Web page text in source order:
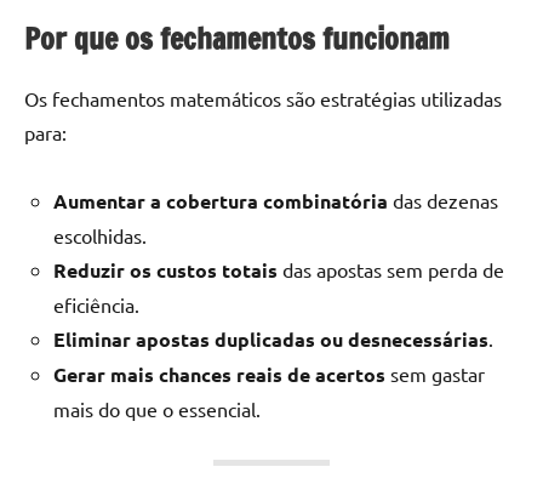
Por que os fechamentos funcionam
Os fechamentos matemáticos são estratégias utilizadas
para:
Aumentar a cobertura combinatória das dezenas
escolhidas.
Reduzir os custos totais das apostas sem perda de
eficiência.
Eliminar apostas duplicadas ou desnecessárias
Gerar mais chances reais de acertos sem gastar
mais do que o essencial.